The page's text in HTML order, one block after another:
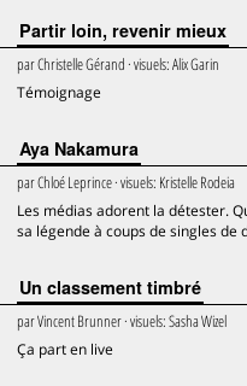
Partir loin, revenir mieux
parChristelle Gérand · visuels:Alix Garin
Témoignage
Aya Nakamura
parChloé Leprince· visuels: Kristelle Rodeia
Les médias adorent la détester.
sa légende à coups de singles de
Un classement timbré
parVincent Brunner· visuels:Sasha Wizel
Ça part en live